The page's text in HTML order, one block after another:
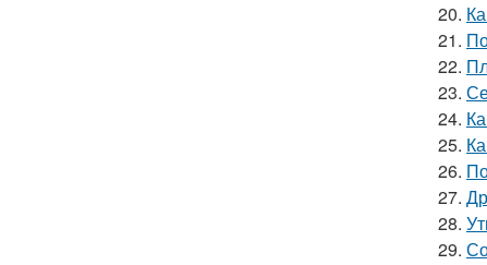
20.
21.
22.
23.
24.
25.
26.
27.
28.
29.